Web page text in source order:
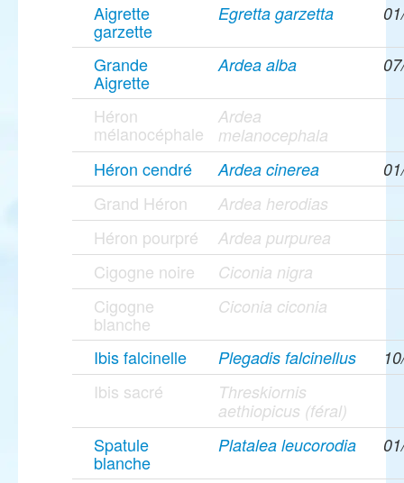
Aigrette
garzette
Egretta garzetta
Grande
Aigrette
Ardea alba
Héron
mélanocéphale
Ardea
melanocephala
Héron cendré Ardea cinerea
Grand Héron Ardea herodias
Héron pourpré Ardea purpurea
Cigogne noire Ciconia nigra
Cigogne
blanche
Ciconia ciconia
Ibis falcinelle Plegadis falcinellus
Ibis sacré
Threskiornis
aethiopicus (féral)
Spatule
blanche
Platalea leucorodia